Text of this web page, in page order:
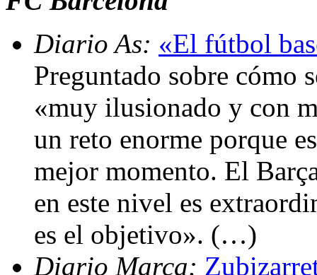
Diario As: «El fútbol
Preguntado sobre cómo
«muy ilusionado y con
un reto enorme porque
mejor momento. El
en este nivel es
es el objetivo». (…)
Diario Marca: